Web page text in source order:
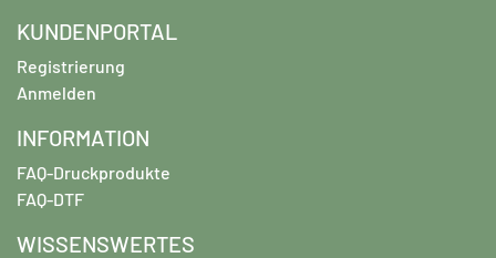
KUNDENPORTAL
Registrierung
Anmelden
INFORMATION
FAQ-Druckprodukte
FAQ-DTF
WISSENSWERTES